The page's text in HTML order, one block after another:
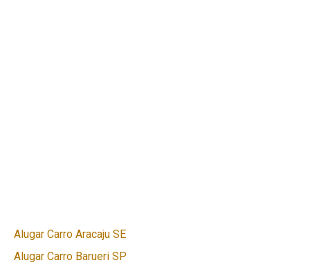
Alugar Carro Aracaju SE
Alugar Carro Barueri SP